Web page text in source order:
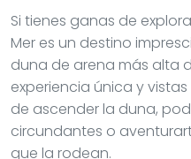
Si tienes ganas de
Mer es un destino
duna de arena más alta
experiencia única y
de ascender la duna,
circundantes o
que la rodean.